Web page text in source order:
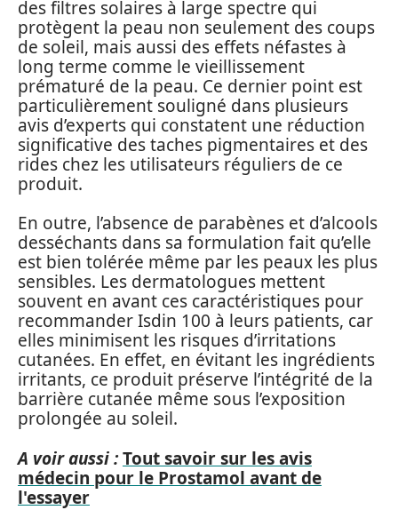
des filtres solaires à large spectre qui
protègent la peau non seulement des coups
de soleil, mais aussi des effets néfastes à
long terme comme le vieillissement
prématuré de la peau. Ce dernier point est
particulièrement souligné dans plusieurs
avis d’experts qui constatent une réduction
significative des taches pigmentaires et des
rides chez les utilisateurs réguliers de ce
produit.
En outre, l’absence de parabènes et d’alcools
desséchants dans sa formulation fait qu’elle
est bien tolérée même par les peaux les plus
sensibles. Les dermatologues mettent
souvent en avant ces caractéristiques pour
recommander Isdin 100 à leurs patients, car
elles minimisent les risques d’irritations
cutanées. En effet, en évitant les ingrédients
irritants, ce produit préserve l’intégrité de la
barrière cutanée même sous l’exposition
prolongée au soleil.
A voir aussi :Tout savoir sur les avis
médecin pour le Prostamol avant de
l'essayer